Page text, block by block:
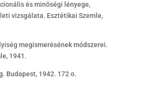
és minőségi lényege,
vizsgálata. Esztétikai Szemle,
megismerésének módszerei.
1941.
Budapest, 1942. 172 o.